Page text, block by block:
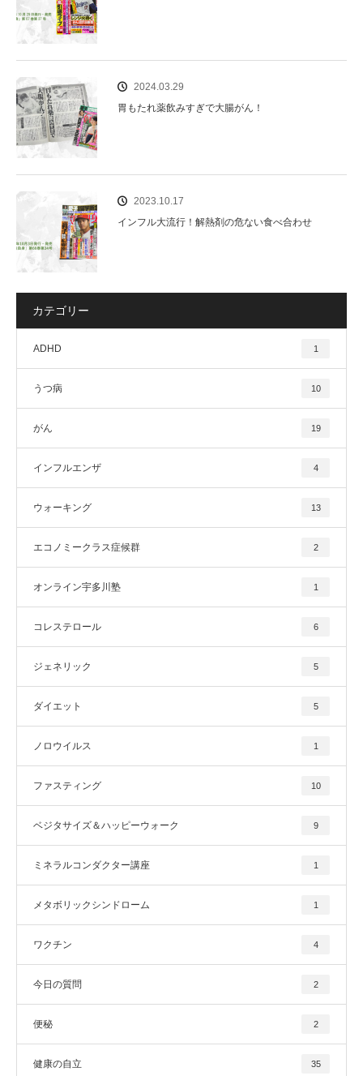
2024.03.29
胃もたれ薬飲みすぎで大腸がん！
2023.10.17
インフル大流行！解熱剤の危ない食べ合わせ
カテゴリー
ADHD 1
うつ病 10
がん 19
インフルエンザ 4
ウォーキング 13
エコノミークラス症候群 2
オンライン宇多川塾 1
コレステロール 6
ジェネリック 5
ダイエット 5
ノロウイルス 1
ファスティング 10
ベジタサイズ＆ハッピーウォーク 9
ミネラルコンダクター講座 1
メタボリックシンドローム 1
ワクチン 4
今日の質問 2
便秘 2
健康の自立 35